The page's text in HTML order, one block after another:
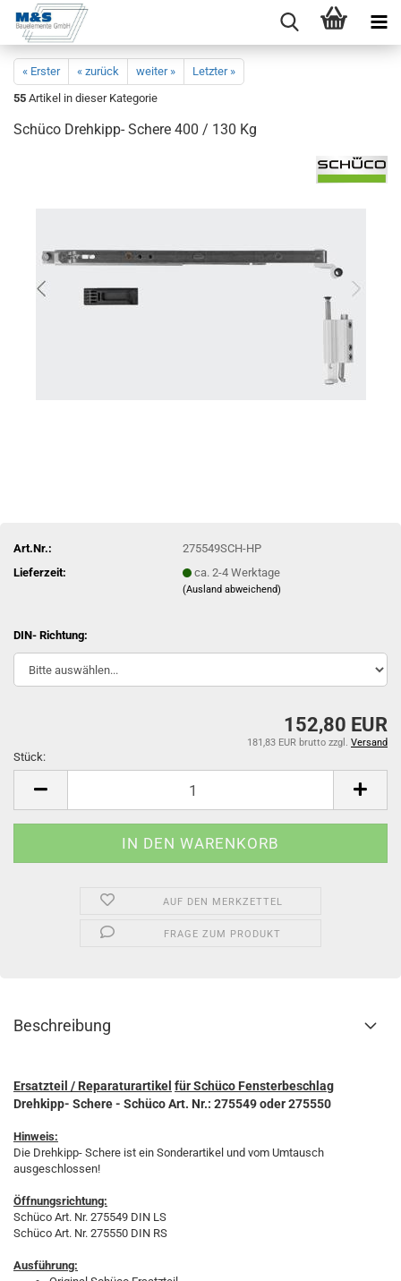
« Erster « zurück weiter »
Letzter »
55 Artikel in dieser Kategorie
Schü­co Drehkipp-​ Sche­re 400 / 130 Kg
Art.Nr.:
275549SCH-HP
Lieferzeit:
ca. 2-4 Werktage
(Ausland abweichend)
DIN- Richtung:
152,80 EUR
181,83 EUR brutto zzgl. Versand
Stück:
AUF DEN MERKZETTEL
FRAGE ZUM PRODUKT
Beschreibung
Ersatzteil / Reparaturartikel für Schüco Fensterbeschlag
Drehkipp- Schere - Schüco Art. Nr.: 275549 oder 275550
Hinweis:
Die Drehkipp- Schere ist ein Sonderartikel und vom Umtausch
ausgeschlossen!
Öffnungsrichtung:
Schüco Art. Nr. 275549 DIN LS
Schüco Art. Nr. 275550 DIN RS
Ausführung: